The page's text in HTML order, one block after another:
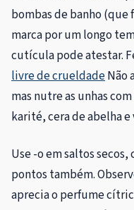
bombas de banho
marca por um longo
cutícula pode atestar.
livre de crueldadeNão
mas nutre as unhas
karité, cera de abelha
Use -o em saltos
pontos também.
aprecia o perfume